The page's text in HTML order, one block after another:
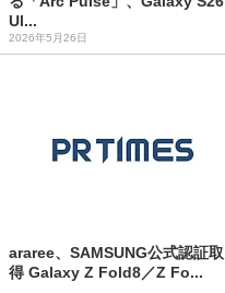
Ul...
2026年5月26日
araree、SAMSUNG公式認証取
得 Galaxy Z Fold8／Z Fo...